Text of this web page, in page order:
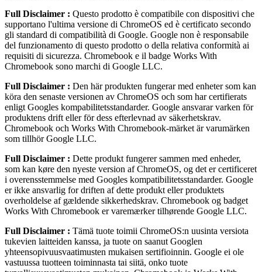
Full Disclaimer : Questo prodotto è compatibile con dispositivi che
supportano l'ultima versione di ChromeOS ed è certificato secondo
gli standard di compatibilità di Google. Google non è responsabile
del funzionamento di questo prodotto o della relativa conformità ai
requisiti di sicurezza. Chromebook e il badge Works With
Chromebook sono marchi di Google LLC.
Full Disclaimer : Den här produkten fungerar med enheter som kan
köra den senaste versionen av ChromeOS och som har certifierats
enligt Googles kompabilitetsstandarder. Google ansvarar varken för
produktens drift eller för dess efterlevnad av säkerhetskrav.
Chromebook och Works With Chromebook-märket är varumärken
som tillhör Google LLC.
Full Disclaimer : Dette produkt fungerer sammen med enheder,
som kan køre den nyeste version af ChromeOS, og det er certificeret
i overensstemmelse med Googles kompatibilitetsstandarder. Google
er ikke ansvarlig for driften af dette produkt eller produktets
overholdelse af gældende sikkerhedskrav. Chromebook og badget
Works With Chromebook er varemærker tilhørende Google LLC.
Full Disclaimer : Tämä tuote toimii ChromeOS:n uusinta versiota
tukevien laitteiden kanssa, ja tuote on saanut Googlen
yhteensopivuusvaatimusten mukaisen sertifioinnin. Google ei ole
vastuussa tuotteen toiminnasta tai siitä, onko tuote